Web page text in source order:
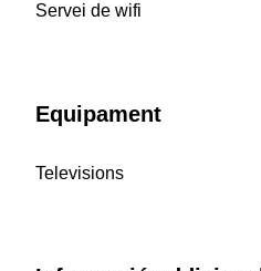
Servei de wifi
Equipament
Televisions